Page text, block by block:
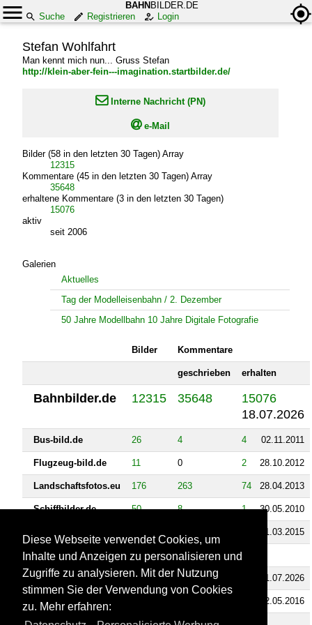
BAHN BILDER.DE
Suche
Registrieren Login
Stefan Wohlfahrt
Man kennt mich nun... Gruss Stefan
http://klein-aber-fein---imagination.startbilder.de/
 Interne Nachricht (PN)
e-Mail
Bilder (58 in den letzten 30 Tagen) Array
12315
Kommentare (45 in den letzten 30 Tagen) Array
35648
erhaltene Kommentare (3 in den letzten 30 Tagen)
15076
aktiv
seit 2006
Galerien
Aktuelles
Tag der Modelleisenbahn / 2. Dezember
50 Jahre Modellbahn 10 Jahre Digitale Fotografie
Bilder Kommentare
geschrieben erhalten
Bahnbilder.de 12315 35648
15076
18.07.2026
Bus-bild.de 26 4 4 02.11.2011
Flugzeug-bild.de 11 0 2 28.10.2012
Landschaftsfotos.eu 176 263 74 28.04.2013
Schiffbilder.de 50 8 1 30.05.2010
21.03.2015
Fahrzeugbilder.de 1 0
Rail-pictures.com 18284 213 11.07.2026
Tier-fotos.eu 02.05.2016
Diese Webseite verwendet Cookies, um
Inhalte und Anzeigen zu personalisieren und
Zugriffe zu analysieren. Mit der Nutzung
stimmen Sie der Verwendung von Cookies
zu. Mehr erfahren: